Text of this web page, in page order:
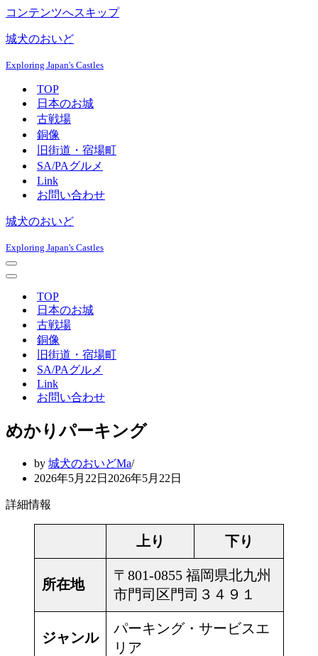
コンテンツへスキップ
城犬のおいど
Exploring Japan's Castles
TOP
日本のお城
古戦場
銅像
旧街道・宿場町
SA/PAグルメ
Link
お問い合わせ
城犬のおいど
Exploring Japan's Castles
ナ
ビ
ナ
TOP
日本のお城
古戦場
銅像
旧街道・宿場町
SA/PAグルメ
Link
お問い合わせ
めかりパーキング
by 城犬のおいどMa
2026年5月22日 2026年5月22日
詳細情報
上り 下り
所在地
〒801-0855 福岡県北九州
市門司区門司３４９１
ジャンル
パーキング・サービスエ
リア